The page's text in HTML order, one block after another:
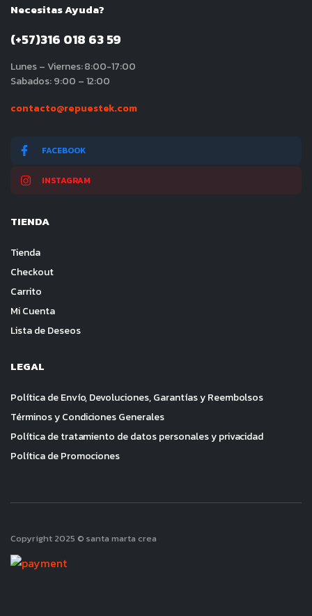
Necesitas Ayuda?
(+57)316 018 63 59
Lunes – Viernes: 8:00-17:00
Sabados: 9:00 – 12:00
contacto@repuestek.com
FACEBOOK
INSTAGRAM
TIENDA
Tienda
Checkout
Carrito
Mi Cuenta
Lista de Deseos
LEGAL
Política de Envío, Devoluciones, Garantías y Reembolsos
Términos y Condiciones Generales
Política de tratamiento de datos personales y privacidad
Política de Promociones
Copyright 2025 © santa marta crea